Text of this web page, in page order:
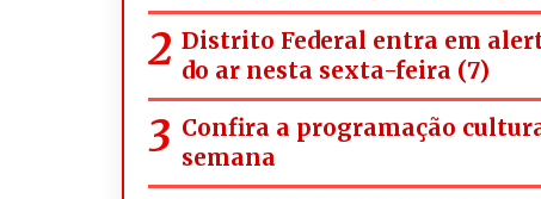
Distrito Federal entra em
do ar nesta sexta-feira (7)
Confira a programação
semana